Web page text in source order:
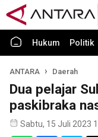
Hukum Politik
ANTARA Daerah
Dua pelajar
paskibraka
Sabtu, 15 Juli 2023